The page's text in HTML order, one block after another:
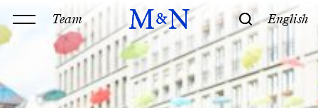
Team English
Kanzlei